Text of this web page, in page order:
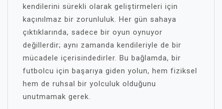
kendilerini sürekli olarak geliştirmeleri için
kaçınılmaz bir zorunluluk. Her gün sahaya
çıktıklarında, sadece bir oyun oynuyor
değillerdir; aynı zamanda kendileriyle de bir
mücadele içerisindedirler. Bu bağlamda, bir
futbolcu için başarıya giden yolun, hem fiziksel
hem de ruhsal bir yolculuk olduğunu
unutmamak gerek.